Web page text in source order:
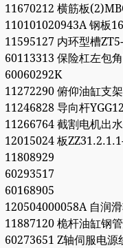
11670212 横筋板
110101020943A 钢板
11595127 内环型槽
60113313 保险杠左包
60060292K
11272290 俯仰油缸支
11246828 导向杆
11266764 截割电机出
12015024 板
11808929
60293517
60168905
120504000058A 自润
11887120 桅杆油缸钢
60273651 Z轴伺服电源